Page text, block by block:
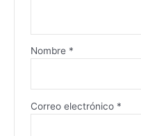
Nombre *
Correo electrónico *